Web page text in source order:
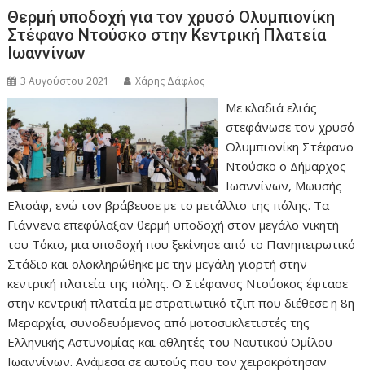
Θερμή υποδοχή για τον χρυσό Ολυμπιονίκη
Στέφανο Ντούσκο στην Κεντρική Πλατεία
Ιωαννίνων
3 Αυγούστου 2021 Χάρης Δάφλος
Με κλαδιά ελιάς
στεφάνωσε τον χρυσό
Ολυμπιονίκη Στέφανο
Ντούσκο ο Δήμαρχος
Ιωαννίνων, Μωυσής
Ελισάφ, ενώ τον βράβευσε με το μετάλλιο της πόλης. Τα
Γιάννενα επεφύλαξαν θερμή υποδοχή στον μεγάλο νικητή
του Τόκιο, μια υποδοχή που ξεκίνησε από το Πανηπειρωτικό
Στάδιο και ολοκληρώθηκε με την μεγάλη γιορτή στην
κεντρική πλατεία της πόλης. Ο Στέφανος Ντούσκος έφτασε
στην κεντρική πλατεία με στρατιωτικό τζιπ που διέθεσε η 8η
Μεραρχία, συνοδευόμενος από μοτοσυκλετιστές της
Ελληνικής Αστυνομίας και αθλητές του Ναυτικού Ομίλου
Ιωαννίνων. Ανάμεσα σε αυτούς που τον χειροκρότησαν